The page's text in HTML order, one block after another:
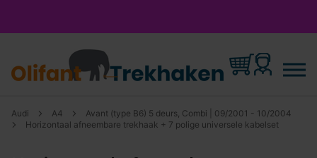
Audi A4
Avant (type B6) 5 deurs, Combi | 09/2001 - 10/2004
Horizontaal afneembare trekhaak + 7 polige universele kabelset